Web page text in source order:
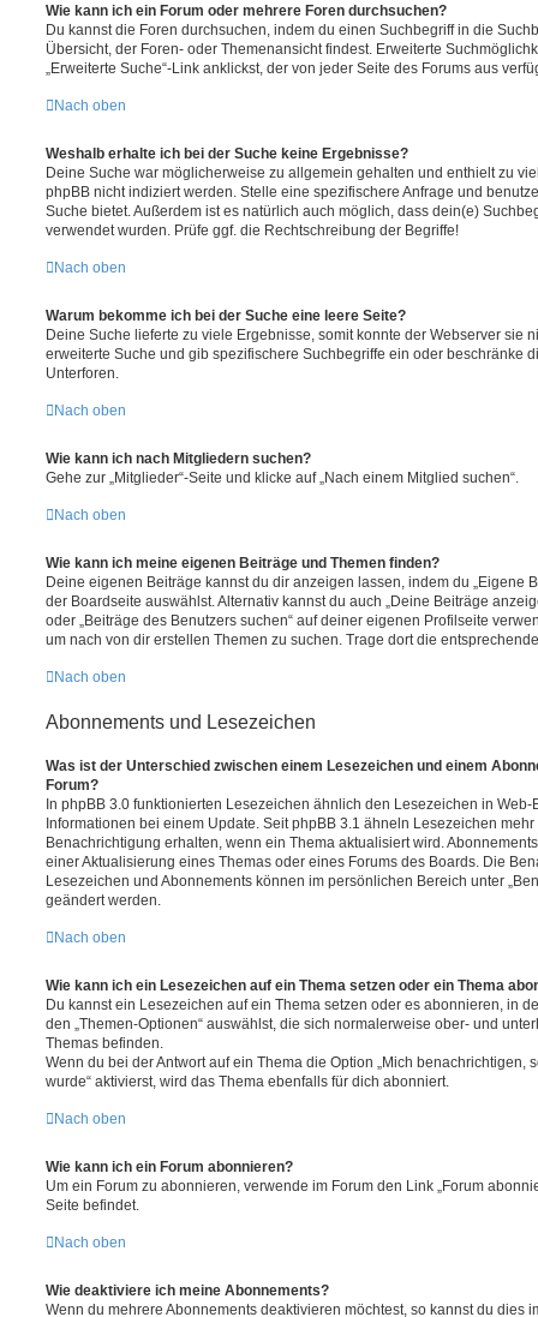
Wie kann ich ein Forum oder mehrere Foren durchsuchen?
Du kannst die Foren durchsuchen, indem du einen Suchbegriff in die
Übersicht, der Foren- oder Themenansicht findest. Erweiterte
„Erweiterte Suche“-Link anklickst, der von jeder Seite des Forums aus
Nach oben
Weshalb erhalte ich bei der Suche keine Ergebnisse?
Deine Suche war möglicherweise zu allgemein gehalten und enthielt zu
phpBB nicht indiziert werden. Stelle eine spezifischere Anfrage und
Suche bietet. Außerdem ist es natürlich auch möglich, dass dein(e)
verwendet wurden. Prüfe ggf. die Rechtschreibung der Begriffe!
Nach oben
Warum bekomme ich bei der Suche eine leere Seite?
Deine Suche lieferte zu viele Ergebnisse, somit konnte der Webserver sie
erweiterte Suche und gib spezifischere Suchbegriffe ein oder beschränke
Unterforen.
Nach oben
Wie kann ich nach Mitgliedern suchen?
Gehe zur „Mitglieder“-Seite und klicke auf „Nach einem Mitglied suchen“.
Nach oben
Wie kann ich meine eigenen Beiträge und Themen finden?
Deine eigenen Beiträge kannst du dir anzeigen lassen, indem du „Eigene
der Boardseite auswählst. Alternativ kannst du auch „Deine Beiträge
oder „Beiträge des Benutzers suchen“ auf deiner eigenen Profilseite
um nach von dir erstellen Themen zu suchen. Trage dort die
Nach oben
Abonnements und Lesezeichen
Was ist der Unterschied zwischen einem Lesezeichen und einem
Forum?
In phpBB 3.0 funktionierten Lesezeichen ähnlich den Lesezeichen in
Informationen bei einem Update. Seit phpBB 3.1 ähneln Lesezeichen
Benachrichtigung erhalten, wenn ein Thema aktualisiert wird.
einer Aktualisierung eines Themas oder eines Forums des Boards. Die
Lesezeichen und Abonnements können im persönlichen Bereich unter
geändert werden.
Nach oben
Wie kann ich ein Lesezeichen auf ein Thema setzen oder ein Thema
Du kannst ein Lesezeichen auf ein Thema setzen oder es abonnieren, in
den „Themen-Optionen“ auswählst, die sich normalerweise ober- und
Themas befinden.
Wenn du bei der Antwort auf ein Thema die Option „Mich benachrichtigen,
wurde“ aktivierst, wird das Thema ebenfalls für dich abonniert.
Nach oben
Wie kann ich ein Forum abonnieren?
Um ein Forum zu abonnieren, verwende im Forum den Link „Forum
Seite befindet.
Nach oben
Wie deaktiviere ich meine Abonnements?
Wenn du mehrere Abonnements deaktivieren möchtest, so kannst du dies